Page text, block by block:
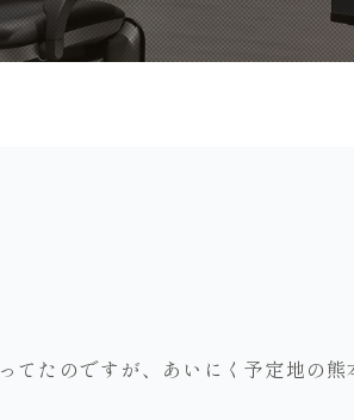
てたのですが、あいにく予定地の